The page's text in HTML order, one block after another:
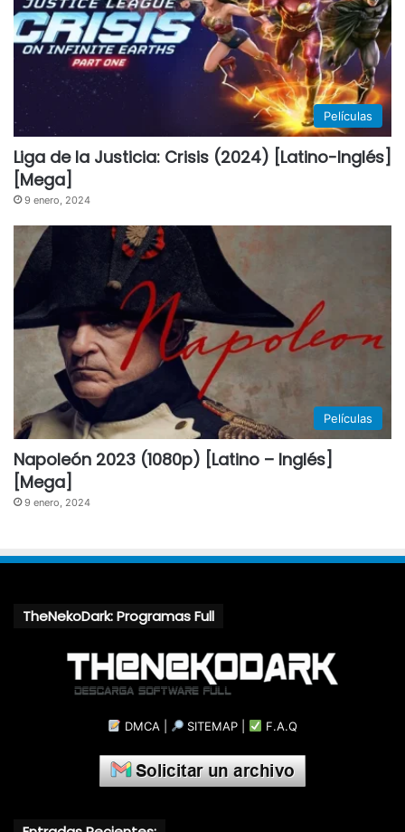
Películas
Liga de la Justicia: Crisis (2024) [Latino-Inglés]
[Mega]
9 enero, 2024
Películas
Napoleón 2023 (1080p) [Latino – Inglés]
[Mega]
9 enero, 2024
TheNekoDark: Programas Full
DMCA SITEMAP F.A.Q